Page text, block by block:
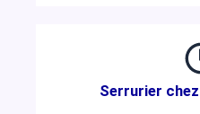
Serrurier